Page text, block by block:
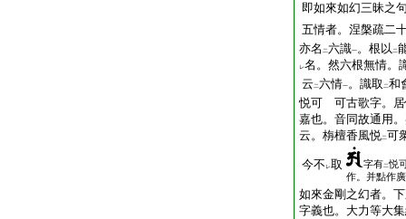
即如來如幻三昧之
五情者。涅槃疏二
亦名 二六識一。根以 二
レ名。然六根無情。
云 二六情一。識取 二和
悦可 可古歌字。居
嘉也。音同故通用
云。栴檀香風悦二可
今不 レ取 字有二悦
作。并點作
如來金剛之幻者。
字義也。大力等大